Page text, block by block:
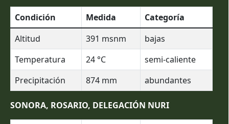
Condición Medida
Categoría
Altitud
391 msnm
bajas
Temperatura
24 °C
semi-caliente
Precipitación
874 mm abundantes
SONORA, ROSARIO, DELEGACIÓN NURI